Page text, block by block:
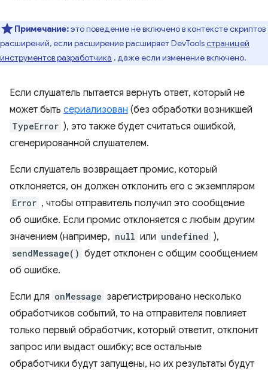
Примечание:это поведение не включено в контексте скриптов
расширений, если расширение расширяет DevToolsстраницей
инструментов разработчика , даже если изменение включено.
Если слушатель пытается вернуть ответ, который не
может быть сериализован (без обработки возникшей
TypeError ), это также будет считаться ошибкой,
сгенерированной слушателем.
Если слушатель возвращает промис, который
отклоняется, он должен отклонить его с экземпляром
Error , чтобы отправитель получил это сообщение
об ошибке. Если промис отклоняется с любым другим
значением (например, null или undefined ),
sendMessage() будет отклонен с общим сообщением
об ошибке.
Если для onMessage зарегистрировано несколько
обработчиков событий, то на отправителя повлияет
только первый обработчик, который ответит, отклонит
запрос или выдаст ошибку; все остальные
обработчики будут запущены, но их результаты будут